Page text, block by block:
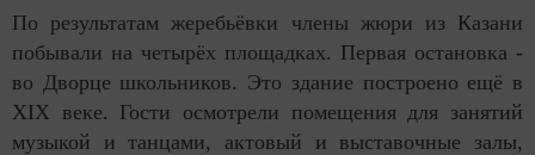
По результатам жеребьёвки члены жюри из Казани
побывали на четырёх площадках. Первая остановка -
во Дворце школьников. Это здание построено ещё в
XIX веке. Гости осмотрели помещения для занятий
музыкой и танцами, актовый и выставочные залы,